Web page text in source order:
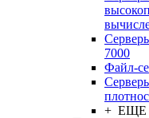
7000
Файл-
+ ЕЩЕ